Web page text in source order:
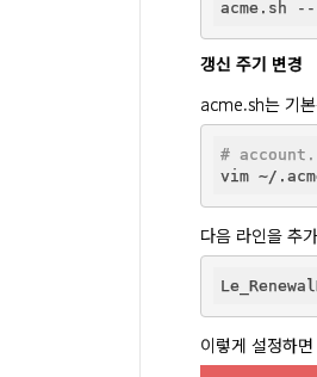
갱신 주기 변경
acme.sh는 기
#
다음 라인을 추
이렇게 설정하